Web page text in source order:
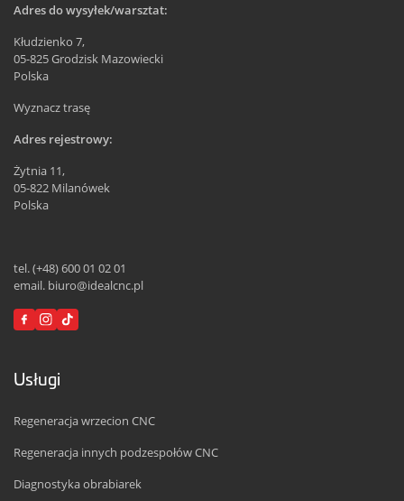
Adres do wysyłek/warsztat:
Kłudzienko 7,
05-825 Grodzisk Mazowiecki
Polska
Wyznacz trasę
Adres rejestrowy:
Żytnia 11,
05-822 Milanówek
Polska
tel. (+48) 600 01 02 01
email. biuro@idealcnc.pl
Usługi
Regeneracja wrzecion CNC
Regeneracja innych podzespołów CNC
Diagnostyka obrabiarek